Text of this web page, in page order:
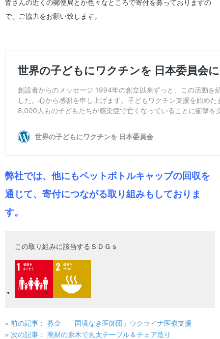
皆さんの近くの郵便局とか色々なところで寄付を募っておりますの
で、ご協力をお願い致します。
弊社では、他にもペットボトルキャップの回収を
通じて、寄付につながる取り組みもしておりま
す。
この取り組みに該当するＳＤＧｓ
投
« 前の記事：
募金 「国境なき医師団」ウクライナ医療支援
» 次の記事：
廃材の原木で丸太テーブル＆チェア造り